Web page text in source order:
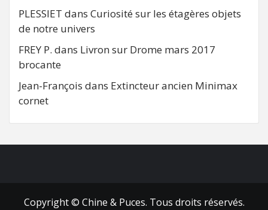
PLESSIET dans Curiosité sur les étagères objets
de notre univers
FREY P. dans Livron sur Drome mars 2017
brocante
Jean-François dans Extincteur ancien Minimax
cornet
Copyright © Chine & Puces. Tous droits réservés.